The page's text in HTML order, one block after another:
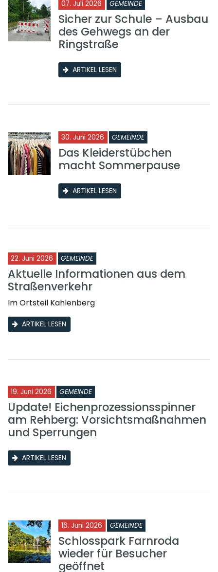
07. Juli 2026 GEMEINDE
Sicher zur Schule – Ausbau
des Gehwegs an der
Ringstraße
ARTIKEL LESEN
30. Juni 2026 GEMEINDE
Das Kleiderstübchen
macht Sommerpause
ARTIKEL LESEN
22. Juni 2026 GEMEINDE
Aktuelle Informationen aus dem
Straßenverkehr
Im Ortsteil Kahlenberg
ARTIKEL LESEN
19. Juni 2026 GEMEINDE
Update! Eichenprozessionsspinner
am Rehberg: Vorsichtsmaßnahmen
und Sperrungen
ARTIKEL LESEN
16. Juni 2026 GEMEINDE
Schlosspark Farnroda
wieder für Besucher
geöffnet